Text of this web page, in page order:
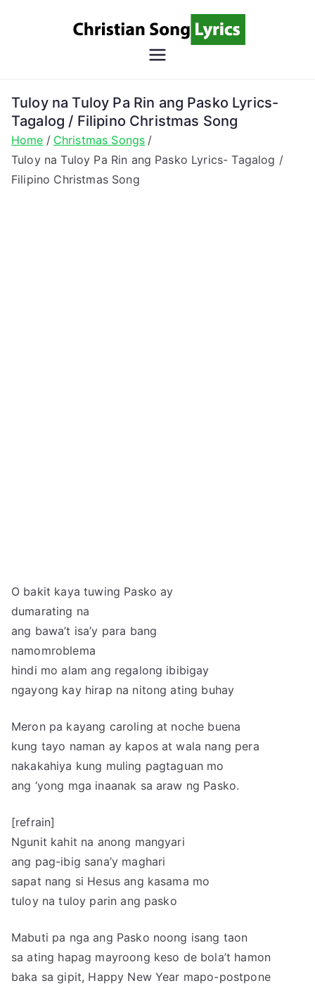
Song
Lyrics
Christian Lyrics Online!
Tuloy na Tuloy Pa Rin ang Pasko Lyrics-
Tagalog / Filipino Christmas Song
Home
Christmas Songs
Tuloy na Tuloy Pa Rin ang Pasko Lyrics- Tagalog /
Filipino Christmas Song
O bakit kaya tuwing Pasko ay
dumarating na
ang bawa’t isa’y para bang
namomroblema
hindi mo alam ang regalong ibibigay
ngayong kay hirap na nitong ating buhay
Meron pa kayang caroling at noche buena
kung tayo naman ay kapos at wala nang pera
nakakahiya kung muling pagtaguan mo
ang ‘yong mga inaanak sa araw ng Pasko.
[refrain]
Ngunit kahit na anong mangyari
ang pag-ibig sana’y maghari
sapat nang si Hesus ang kasama mo
tuloy na tuloy parin ang pasko
Mabuti pa nga ang Pasko noong isang taon
sa ating hapag mayroong keso de bola’t hamon
baka sa gipit, Happy New Year mapo-postpone